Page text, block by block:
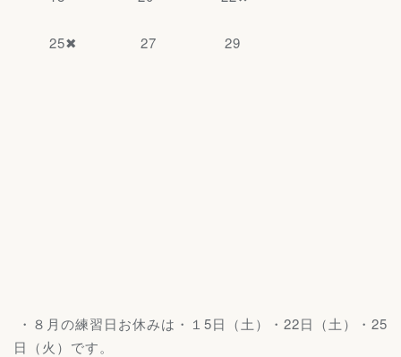
25✖ 27 29
・８月の練習日お休みは・１5日（土）・22日（土）・25
日（火）です。